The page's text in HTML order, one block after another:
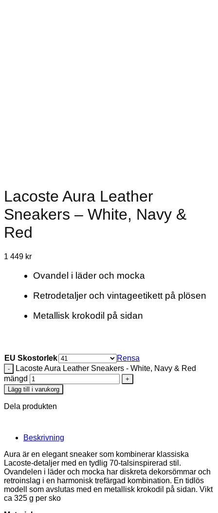
Lacoste Aura Leather
Sneakers – White, Navy &
Red
1 449 kr
Ovandel i läder och mocka
Retrodetaljer och vintageetikett på plösen
Metallisk krokodil på sidan
EU Skostorlek
Rensa
Lacoste Aura Leather Sneakers - White, Navy & Red
mängd
Lägg till i varukorg
Dela produkten
Beskrivning
Aura är en elegant sneaker som kombinerar klassiska
Lacoste-detaljer med en tydlig 70-talsinspirerad stil.
Ovandelen i läder och mocka har diskreta dekorsömmar och
retroinslag i en harmonisk trefärgad kombination. En tidlös
modell som avslutas med en metallisk krokodil på sidan. Vikt
ca 325 g per sko